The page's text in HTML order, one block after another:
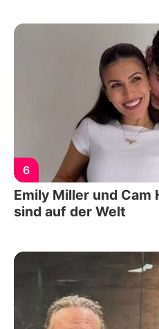
6
Emily Miller und Cam
sind auf der Welt